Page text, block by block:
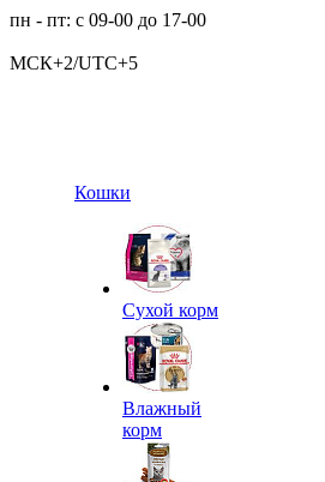
пн - пт: с 09-00 до 17-00
МСК+2/UTC+5
Кошки
Сухой корм
Влажный
корм